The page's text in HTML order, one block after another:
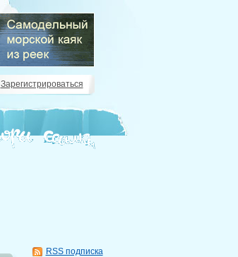
Зарегистрироваться
RSS подписка